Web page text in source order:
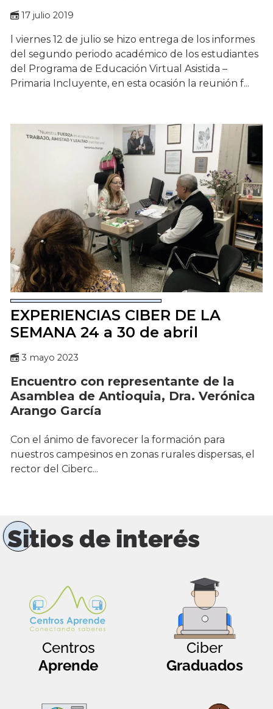
17 julio 2019
l viernes 12 de julio se hizo entrega de los informes
del segundo periodo académico de los estudiantes
del Programa de Educación Virtual Asistida –
Primaria Incluyente, en esta ocasión la reunión f...
EXPERIENCIAS CIBER DE LA
SEMANA 24 a 30 de abril
3 mayo 2023
Encuentro con representante de la
Asamblea de Antioquia, Dra. Verónica
Arango García
Con el ánimo de favorecer la formación para
nuestros campesinos en zonas rurales dispersas, el
rector del Ciberc...
Sitios de interés
Centros
Aprende
Ciber
Graduados